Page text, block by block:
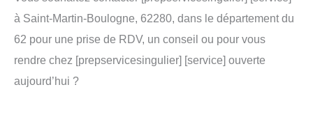
à Saint-Martin-Boulogne, 62280, dans le département du
62 pour une prise de RDV, un conseil ou pour vous
rendre chez [prepservicesingulier] [service] ouverte
aujourd’hui ?